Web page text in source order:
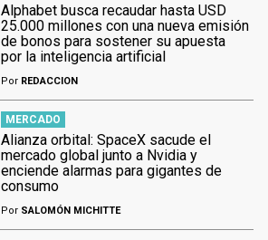
Alphabet busca recaudar hasta USD
25.000 millones con una nueva emisión
de bonos para sostener su apuesta
por la inteligencia artificial
PorREDACCION
MERCADO
Alianza orbital: SpaceX sacude el
mercado global junto a Nvidia y
enciende alarmas para gigantes de
consumo
PorSALOMÓN MICHITTE